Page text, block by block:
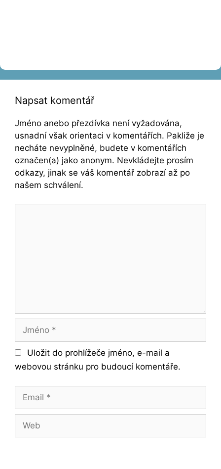
Napsat komentář
Jméno anebo přezdívka není vyžadována,
usnadní však orientaci v komentářích. Pakliže je
necháte nevyplněné, budete v komentářích
označen(a) jako anonym. Nevkládejte prosím
odkazy, jinak se váš komentář zobrazí až po
našem schválení.
Jméno
Uložit do prohlížeče jméno, e-mail a
webovou stránku pro budoucí komentáře.
Email
Web